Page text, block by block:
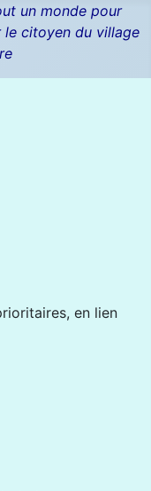
un monde pour
le citoyen du village
en lien